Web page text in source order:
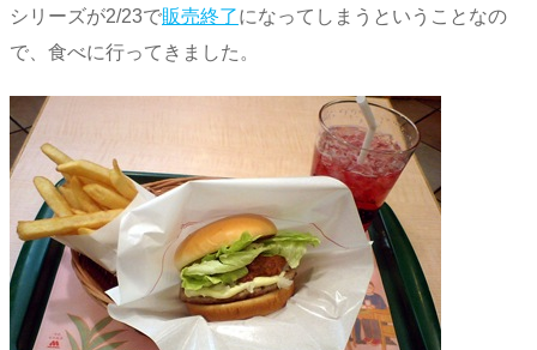
シリーズが2/23で販売終了になってしまうということなの
で、食べに行ってきました。